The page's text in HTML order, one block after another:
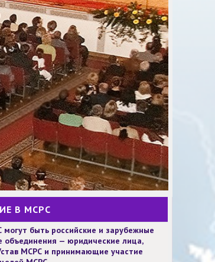
В МСРС
быть российские и зарубежные
объединения — юридические лица,
МСРС и принимающие участие